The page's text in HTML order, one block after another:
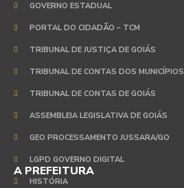
GOVERNO ESTADUAL
PORTAL DO CIDADÃO – TCM
TRIBUNAL DE JUSTIÇA DE GOIÁS
TRIBUNAL DE CONTAS DOS MUNICÍPIOS
TRIBUNAL DE CONTAS DE GOIÁS
ASSEMBLEIA LEGISLATIVA DE GOIÁS
GEO PROCESSAMENTO JUSSARA/GO
LGPD GOVERNO DIGITAL
A PREFEITURA
HISTÓRIA